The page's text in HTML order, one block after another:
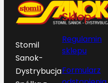
Stomil
Sanok-
Dystrybucja
Sklep
Regulamin
sklepu
Formularz